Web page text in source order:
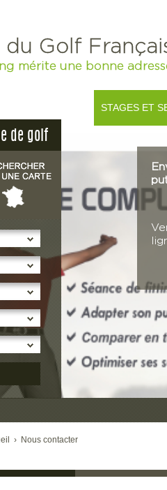
du Golf
mérite une bonne
STAGES ET
de golf
› Nous contacter